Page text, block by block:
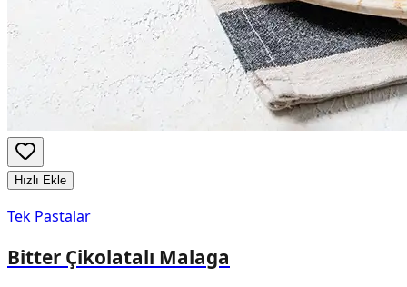
Hızlı Ekle
Tek Pastalar
Bitter Çikolatalı Malaga